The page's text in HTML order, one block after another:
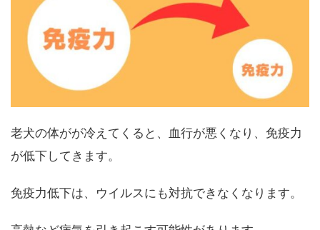
老犬の体がが冷えてくると、血行が悪くなり、免疫力
が低下してきます。
免疫力低下は、ウイルスにも対抗できなくなります。